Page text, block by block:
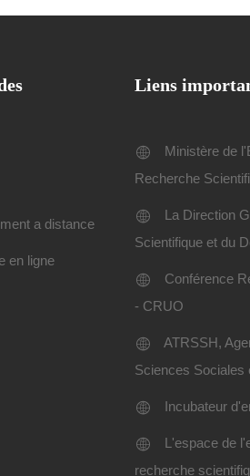
a distance
en ligne
Liens
Ministère de
Recherche
La Direction
Scientifique et du
Conférence
- CRUO
ATRSSH,
Sciences Sociales
Incubateur
L'espace de
recherche